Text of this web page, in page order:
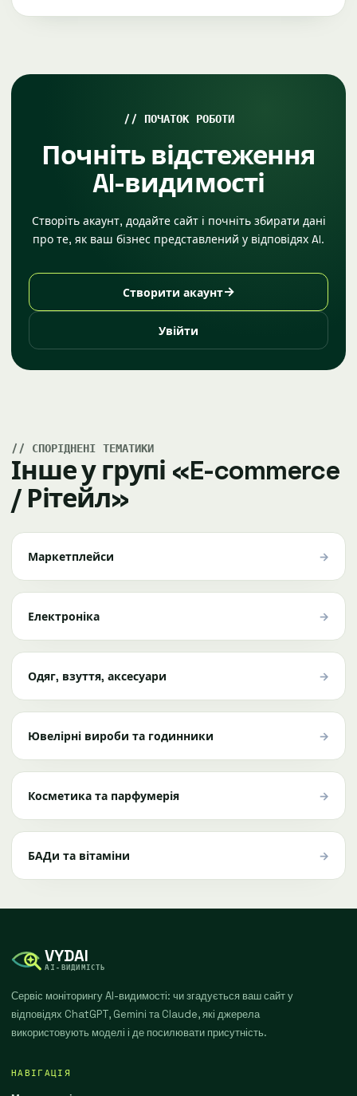
ПОЧАТОК РОБОТИ
Почніть відстеження
AI-видимості
Створіть акаунт, додайте сайт і почніть збирати дані
про те, як ваш бізнес представлений у відповідях AI.
Створити акаунт→
Увійти
СПОРІДНЕНІ ТЕМАТИКИ
Інше у групі «E-commerce
/ Рітейл»
Маркетплейси →
Електроніка →
Одяг, взуття, аксесуари →
Ювелірні вироби та годинники →
Косметика та парфумерія →
БАДи та вітаміни →
VYDAI
AI-ВИДИМІСТЬ
Сервіс моніторингу AI-видимості: чи згадується ваш сайт у
відповідях ChatGPT, Gemini та Claude, які джерела
використовують моделі і де посилювати присутність.
НАВІГАЦІЯ